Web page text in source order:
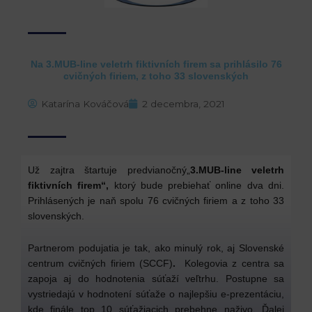
Na 3.MUB-line veletrh fiktivních firem sa prihlásilo 76
cvičných firiem, z toho 33 slovenských
Katarína Kováčová 2 decembra, 2021
Už zajtra štartuje predvianočný„ 3.MUB-line veletrh
fiktivních firem“, ktorý bude prebiehať online dva dni.
Prihlásených je naň spolu 76 cvičných firiem a z toho 33
slovenských.
Partnerom podujatia je tak, ako minulý rok, aj Slovenské
centrum cvičných firiem (SCCF).
Kolegovia z centra sa
zapoja aj do hodnotenia súťaží veľtrhu. Postupne sa
vystriedajú v hodnotení súťaže o najlepšiu e-prezentáciu,
kde finále top 10 súťažiacich prebehne naživo. Ďalej